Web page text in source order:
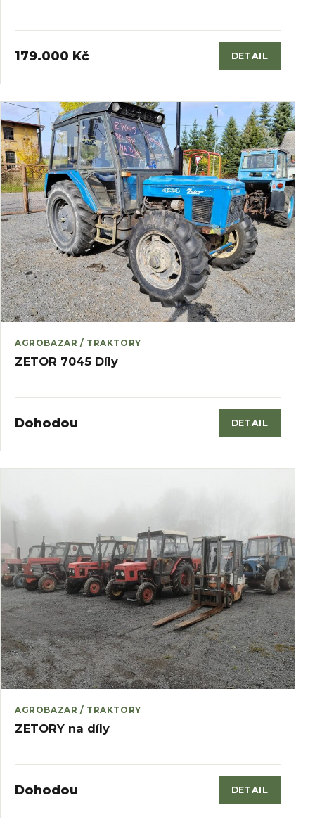
179.000 Kč DETAIL
AGROBAZAR / TRAKTORY
ZETOR 7045 Díly
Dohodou DETAIL
AGROBAZAR / TRAKTORY
ZETORY na díly
Dohodou DETAIL